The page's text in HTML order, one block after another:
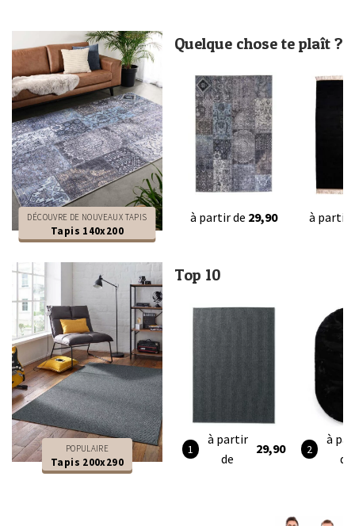
DÉCOUVRE DE NOUVEAUX TAPIS
Tapis 140x200
Quelque chose te plaît ?
à partir de 29,90 à partir
POPULAIRE
Tapis 200x290
Top 10
à partir
de
29,90
à
de